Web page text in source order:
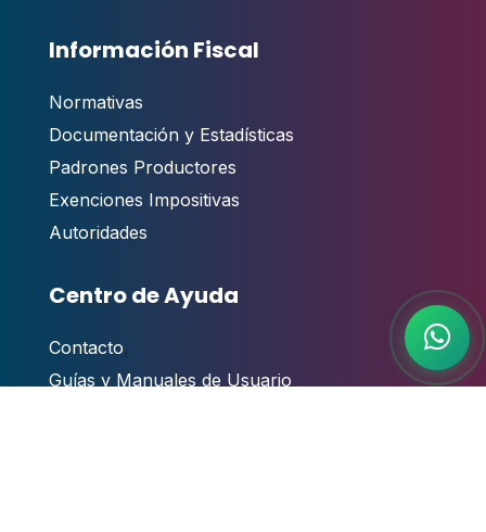
Información Fiscal
Normativas
Documentación y Estadísticas
Padrones Productores
Exenciones Impositivas
Autoridades
Centro de Ayuda
Contacto,
Guías y Manuales de Usuario